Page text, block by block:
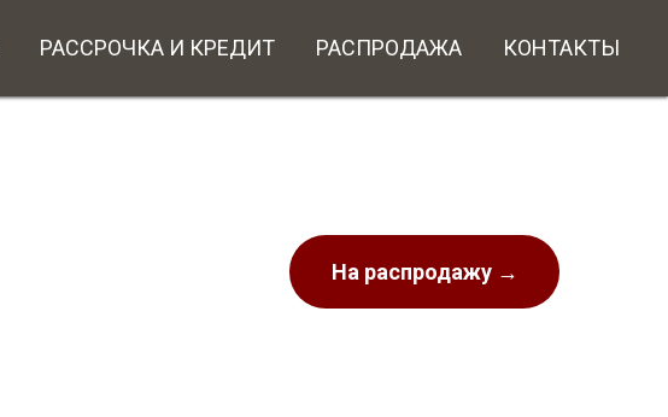
РАССРОЧКА И КРЕДИТ РАСПРОДАЖА КОНТАКТЫ
На распродажу →